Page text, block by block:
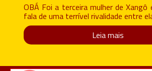
OBÁ Foi a terceira mulher de Xangô
fala de uma terrível rivalidade entre
Leia mais